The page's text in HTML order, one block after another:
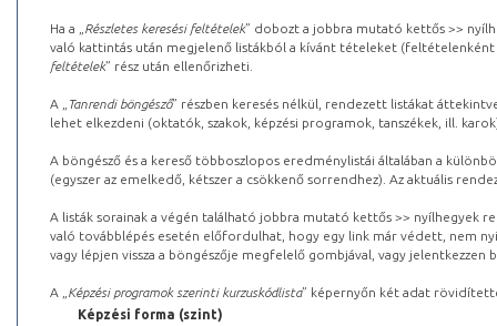
Ha a „ Részletes keresési feltételek” dobozt a jobbra mutató kettős >>
való kattintás után megjelenő listákból a kívánt tételeket (feltételenként
feltételek” rész után ellenőrizheti.
A „ Tanrendi böngésző” részben keresés nélkül, rendezett listákat
lehet elkezdeni (oktatók, szakok, képzési programok, tanszékek, ill.
A böngésző és a kereső többoszlopos eredménylistái általában a
(egyszer az emelkedő, kétszer a csökkenő sorrendhez). Az aktuális
A listák sorainak a végén található jobbra mutató kettős >> nyílhegyek
való továbblépés esetén előfordulhat, hogy egy link már védett, nem
vagy lépjen vissza a böngészője megfelelő gombjával, vagy
A „ Képzési programok szerinti kurzuskódlista” képernyőn két adat
Képzési forma (szint)